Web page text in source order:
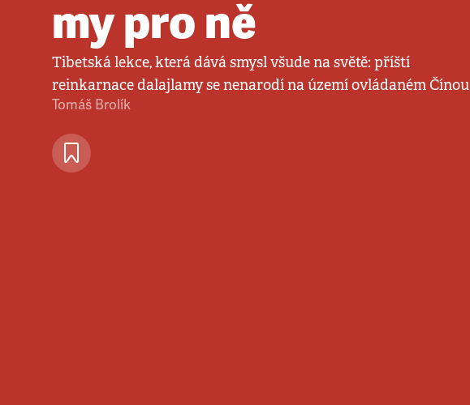
my pro ně
Tibetská lekce, která dává smysl všude na světě: příští
reinkarnace dalajlamy se nenarodí na území ovládaném Čínou
Tomáš Brolík